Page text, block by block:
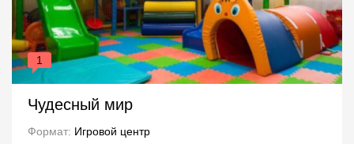
1
Чудесный мир
Формат: Игровой центр